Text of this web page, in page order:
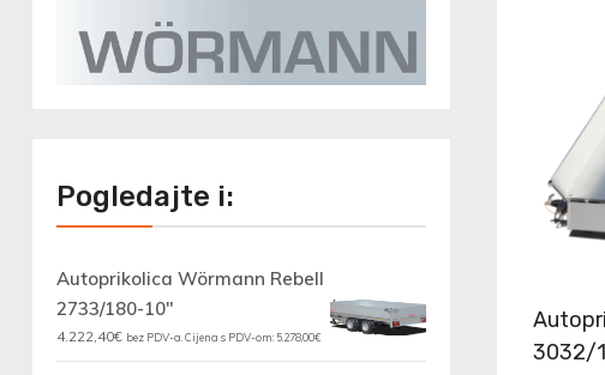
3032/
Pogledajte i:
Autoprikolica Wörmann Rebell
2733/180-10"
4.222,40€ bez PDV-a. Cijena s PDV-om: 5.278,00€